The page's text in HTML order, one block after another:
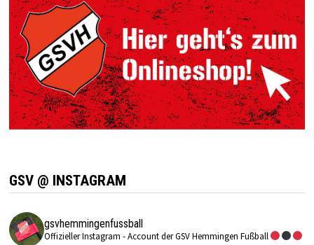
GSV @ INSTAGRAM
gsvhemmingenfussball
Offizieller Instagram - Account der GSV Hemmingen Fußball